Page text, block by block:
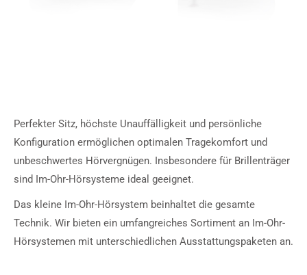
Perfekter Sitz, höchste Unauffälligkeit und persönliche
Konfiguration ermöglichen optimalen Tragekomfort und
unbeschwertes Hörvergnügen. Insbesondere für Brillenträger
sind Im-Ohr-Hörsysteme ideal geeignet.
Das kleine Im-Ohr-Hörsystem beinhaltet die gesamte
Technik. Wir bieten ein umfangreiches Sortiment an Im-Ohr-
Hörsystemen mit unterschiedlichen Ausstattungspaketen an.